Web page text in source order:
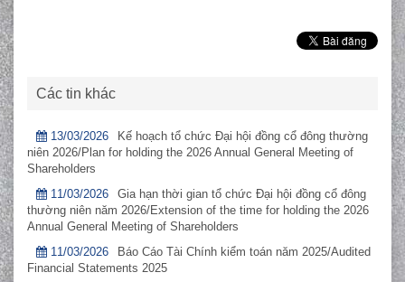
Các tin khác
13/03/2026
Kế hoạch tổ chức Đại hội đồng cổ đông thường
niên 2026/Plan for holding the 2026 Annual General Meeting of
Shareholders
11/03/2026
Gia hạn thời gian tổ chức Đại hội đồng cổ đông
thường niên năm 2026/Extension of the time for holding the 2026
Annual General Meeting of Shareholders
11/03/2026
Báo Cáo Tài Chính kiểm toán năm 2025/Audited
Financial Statements 2025